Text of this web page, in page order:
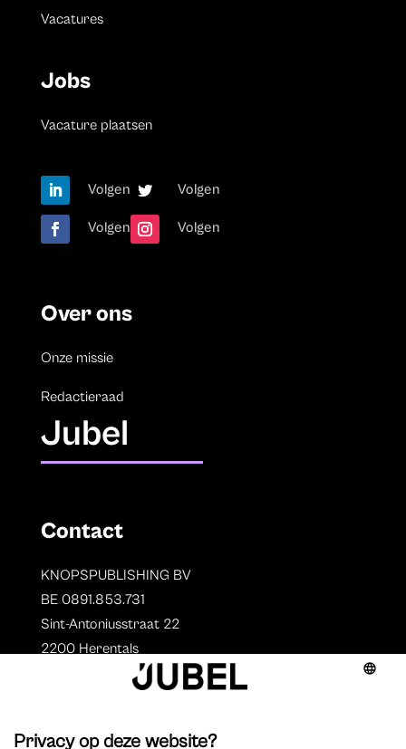
Vacatures
Jobs
Vacature plaatsen
Volgen Volgen
Volgen Volgen
Over ons
Onze missie
Redactieraad
Jubel
Contact
KNOPSPUBLISHING BV
BE 0891.853.731
Sint-Antoniusstraat 22
2200 Herentals
Auteurs